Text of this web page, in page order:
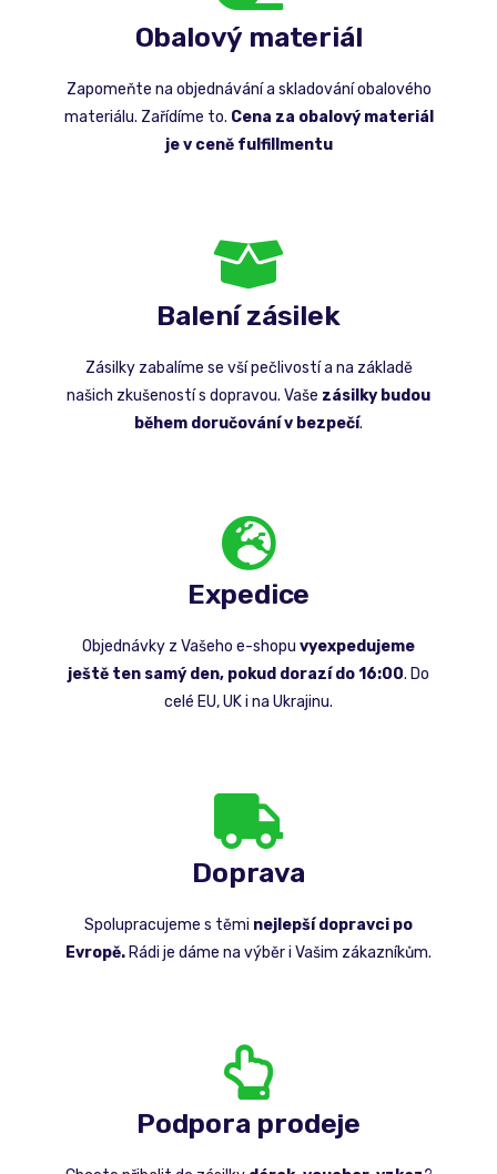
Obalový materiál
Zapomeňte na objednávání a skladování obalového
materiálu. Zařídíme to. Cena za obalový materiál
je v ceně fulfillmentu
Balení zásilek
Zásilky zabalíme se vší pečlivostí a na základě
našich zkušeností s dopravou. Vaše zásilky budou
během doručování v bezpečí.
Expedice
Objednávky z Vašeho e-shopu vyexpedujeme
ještě ten samý den, pokud dorazí do 16:00. Do
celé EU, UK i na Ukrajinu.
Doprava
Spolupracujeme s těmi nejlepší dopravci po
Evropě. Rádi je dáme na výběr i Vašim zákazníkům.
Podpora prodeje